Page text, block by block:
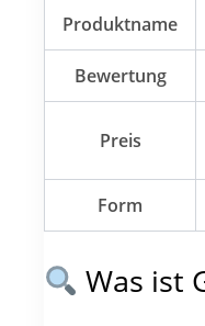
Produktname
Bewertung
Preis
Form
Was ist